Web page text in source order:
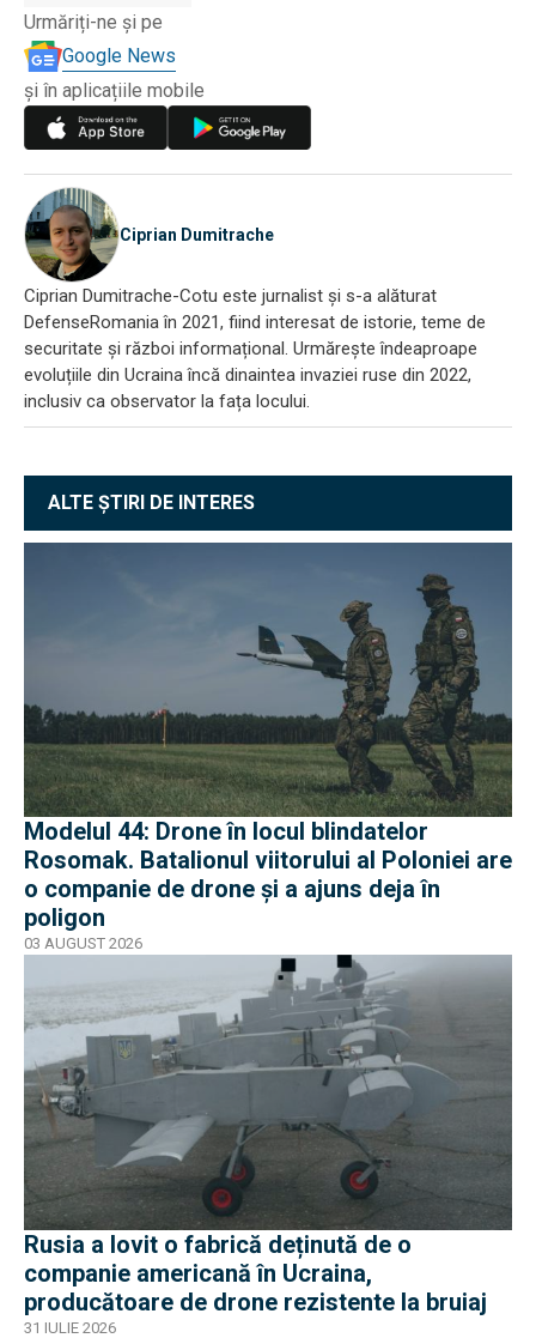
Urmăriți-ne și pe
Google News
și în aplicațiile mobile
Ciprian Dumitrache
Ciprian Dumitrache-Cotu este jurnalist și s-a alăturat
DefenseRomania în 2021, fiind interesat de istorie, teme de
securitate și război informațional. Urmărește îndeaproape
evoluțiile din Ucraina încă dinaintea invaziei ruse din 2022,
inclusiv ca observator la fața locului.
ALTE ȘTIRI DE INTERES
Modelul 44: Drone în locul blindatelor
Rosomak. Batalionul viitorului al Poloniei are
o companie de drone și a ajuns deja în
poligon
03 AUGUST 2026
Rusia a lovit o fabrică deținută de o
companie americană în Ucraina,
producătoare de drone rezistente la bruiaj
31 IULIE 2026